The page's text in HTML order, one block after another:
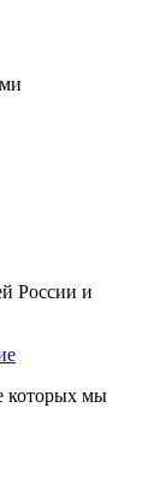
России и
которых мы